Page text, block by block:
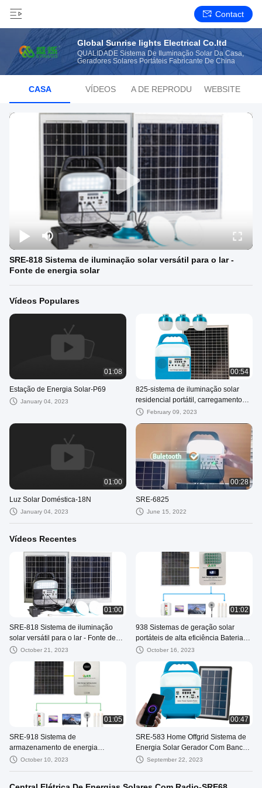
Contact
Global Sunrise lights Electrical Co.ltd
QUALIDADE Sistema De Iluminação Solar Da Casa,
Geradores Solares Portáteis Fabricante De China
CASA VÍDEOSLISTA DE REPRODUÇÃOWEBSITE
SRE-818 Sistema de iluminação solar versátil para o lar -
Fonte de energia solar
Vídeos Populares
01:08
Estação de Energia Solar-P69
January 04, 2023
00:54
825-sistema de iluminação solar
residencial portátil, carregamento
móvel, painel de kits led de 25w
February 09, 2023
01:00
Luz Solar Doméstica-18N
January 04, 2023
00:28
SRE-6825
June 15, 2022
Vídeos Recentes
01:00
SRE-818 Sistema de iluminação
solar versátil para o lar - Fonte de
energia solar
October 21, 2023
01:02
938 Sistemas de geração solar
portáteis de alta eficiência Bateria
branca de 16 V 25 AH
October 16, 2023
01:05
SRE-918 Sistema de
armazenamento de energia
fotovoltaica de 150 W 12.8V 20AH
October 10, 2023
00:47
SRE-583 Home Offgrid Sistema de
Energia Solar Gerador Com Banco
de Energia E Lanterna
September 22, 2023